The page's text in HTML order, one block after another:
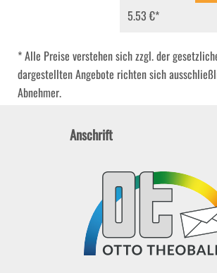
5.53 €*
* Alle Preise verstehen sich zzgl. der
dargestellten Angebote richten sich
Abnehmer.
Anschrift